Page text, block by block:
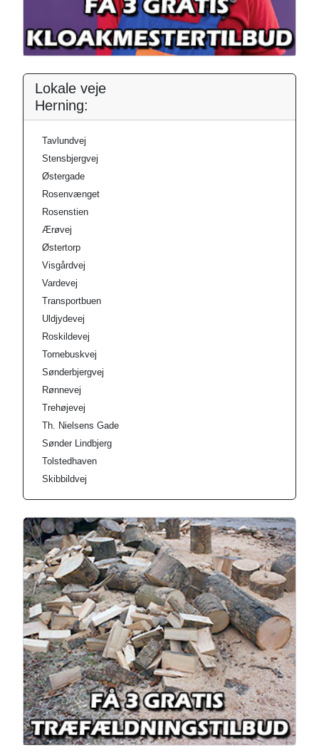
Lokale veje
Herning:
Tavlundvej
Stensbjergvej
Østergade
Rosenvænget
Rosenstien
Ærøvej
Østertorp
Visgårdvej
Vardevej
Transportbuen
Uldjydevej
Roskildevej
Tornebuskvej
Sønderbjergvej
Rønnevej
Trehøjevej
Th. Nielsens Gade
Sønder Lindbjerg
Tolstedhaven
Skibbildvej